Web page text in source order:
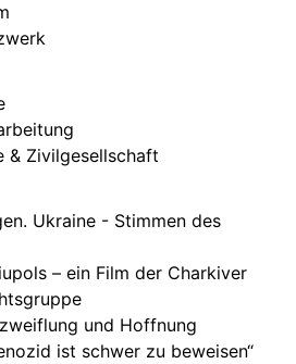
& Zivilgesellschaft
Ukraine - Stimmen des
– ein Film der Charkiver
und Hoffnung
ist schwer zu beweisen“